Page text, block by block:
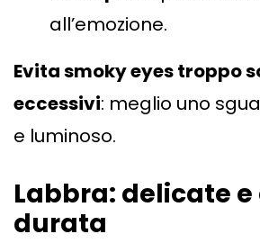
all’emozione.
Evita smoky eyes troppo
eccessivi: meglio uno
e luminoso.
Labbra: delicate
durata